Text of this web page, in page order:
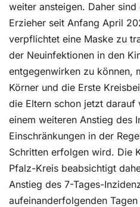
weiter ansteigen. Daher
Erzieher seit Anfang April
verpflichtet eine Maske zu
der Neuinfektionen in den
entgegenwirken zu können,
Körner und die Erste
die Eltern schon jetzt darauf
einem weiteren Anstieg des
Einschränkungen in der
Schritten erfolgen wird. Die
Pfalz-Kreis beabsichtigt
Anstieg des 7-Tages-
aufeinanderfolgenden